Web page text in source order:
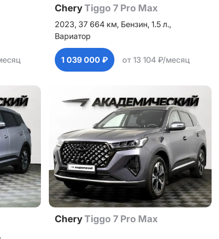
CheryTiggo 7 Pro Max
2023, 37 664 км, Бензин, 1.5 л.,
Вариатор
1 039 000 ₽ от 13 104 ₽/месяц
CheryTiggo 7 Pro Max